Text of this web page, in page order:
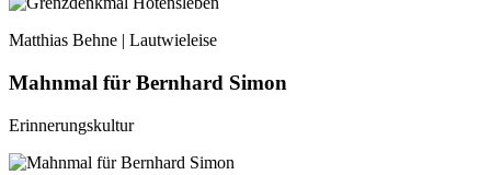
Matthias Behne | Lautwieleise
Mahnmal für Bernhard Simon
Erinnerungskultur